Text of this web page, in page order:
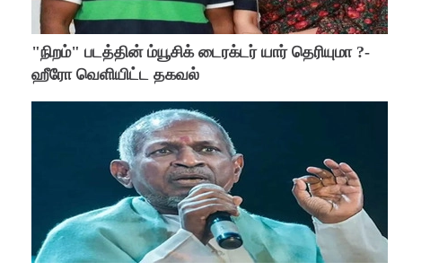
"நிறம்" படத்தின் ம்யூசிக் டைரக்டர் யார் தெரியுமா ?-
ஹீரோ வெளியிட்ட தகவல்